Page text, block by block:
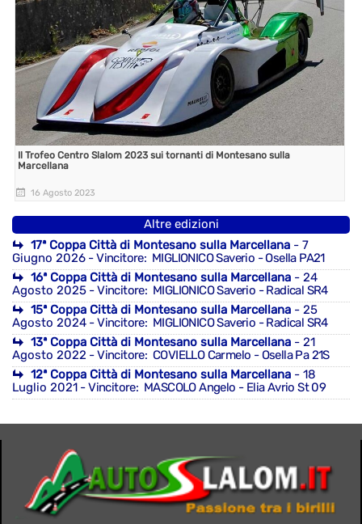
Il Trofeo Centro Slalom 2023 sui tornanti di Montesano sulla
Marcellana
16 Agosto 2023
Altre edizioni
17ª Coppa Città di Montesano sulla Marcellana - 7
Giugno 2026 - Vincitore: MIGLIONICO Saverio - Osella PA21
16ª Coppa Città di Montesano sulla Marcellana - 24
Agosto 2025 - Vincitore: MIGLIONICO Saverio - Radical SR4
15ª Coppa Città di Montesano sulla Marcellana - 25
Agosto 2024 - Vincitore: MIGLIONICO Saverio - Radical SR4
13ª Coppa Città di Montesano sulla Marcellana - 21
Agosto 2022 - Vincitore: COVIELLO Carmelo - Osella Pa 21S
12ª Coppa Città di Montesano sulla Marcellana - 18
Luglio 2021 - Vincitore: MASCOLO Angelo - Elia Avrio St 09